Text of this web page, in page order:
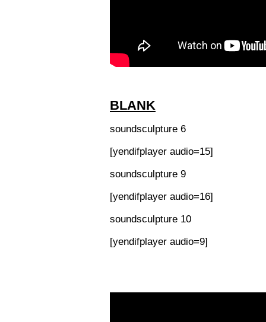
BLANK
soundsculpture 6
[yendifplayer audio=15]
soundsculpture 9
[yendifplayer audio=16]
soundsculpture 10
[yendifplayer audio=9]